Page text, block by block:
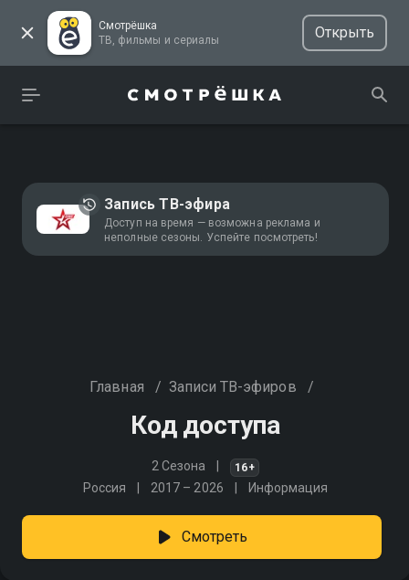
Смотрёшка
ТВ, фильмы и сериалы
Открыть
Запись ТВ-эфира
Доступ на время — возможна реклама и
неполные сезоны. Успейте посмотреть!
Главная / Записи ТВ-эфиров /
Код доступа
2 Сезона 16+
Россия 2017 – 2026 Информация
Смотреть